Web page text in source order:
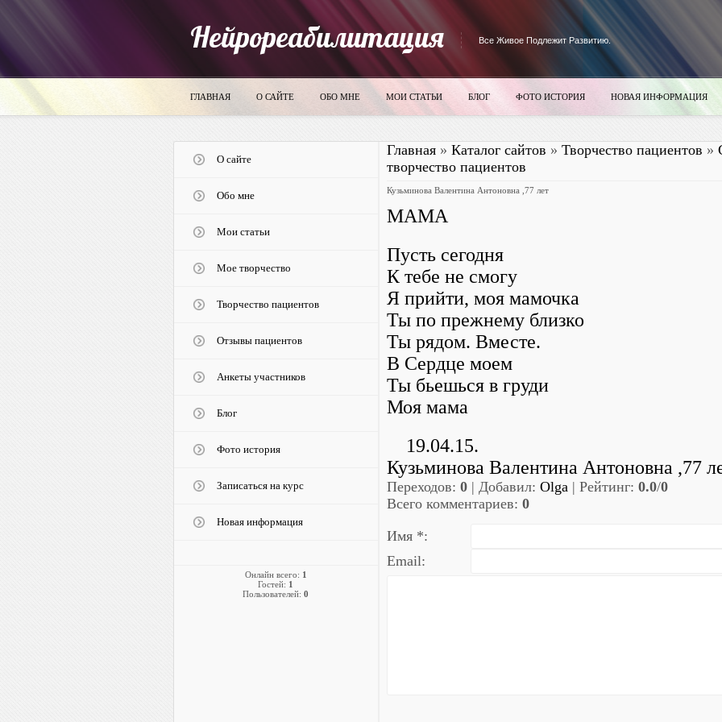
Нейрореабилитация Все Живое Подлежит Развитию.
ГЛАВНАЯ О САЙТЕ ОБО МНЕ МОИ СТАТЬИ БЛОГ ФОТО ИСТОРИЯ НОВАЯ ИНФОРМАЦИЯ
О сайте
Обо мне
Мои статьи
Мое творчество
Творчество пациентов
Отзывы пациентов
Анкеты участников
Блог
Фото история
Записаться на курс
Новая информация
Онлайн всего: 1
Гостей: 1
Пользователей: 0
Главная» Каталог сайтов » Творчество пациентов »
творчество пациентов
Кузьминова Валентина Антоновна ,77 лет
МАМА
Пусть сегодня
К тебе не смогу
Я прийти, моя мамочка
Ты по прежнему близко
Ты рядом. Вместе.
В Сердце моем
Ты бьешься в груди
Моя мама
19.04.15.
Кузьминова Валентина Антоновна ,77
Переходов: 0| Добавил: Olga| Рейтинг: 0.0/0
Всего комментариев: 0
Имя *:
Email: